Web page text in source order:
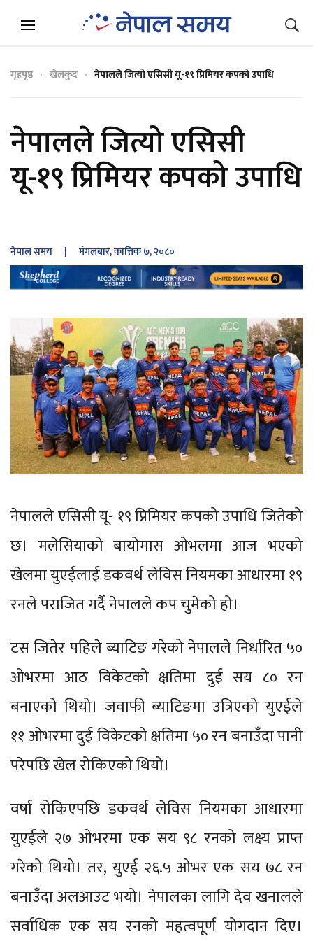
गृहपृष्ठ खेलकुद नेपालले जित्यो एसिसी यू-१९ प्रिमियर कपको उपाधि
नेपालले जित्यो एसिसी
यू-१९ प्रिमियर कपको उपाधि
नेपाल समय | मंगलबार, कात्तिक ७, २०८०
नेपालले एसिसी यू- १९ प्रिमियर कपको उपाधि जितेको
छ। मलेसियाको बायोमास ओभलमा आज भएको
खेलमा युएईलाई डकवर्थ लेविस नियमका आधारमा १९
रनले पराजित गर्दै नेपालले कप चुमेको हो।
टस जितेर पहिले ब्याटिङ गरेको नेपालले निर्धारित ५०
ओभरमा आठ विकेटको क्षतिमा दुई सय ८० रन
बनाएको थियो। जवाफी ब्याटिङमा उत्रिएको युएईले
११ ओभरमा दुई विकेटको क्षतिमा ५० रन बनाउँदा पानी
परेपछि खेल रोकिएको थियो।
वर्षा रोकिएपछि डकवर्थ लेविस नियमका आधारमा
युएईले २७ ओभरमा एक सय ९८ रनको लक्ष्य प्राप्त
गरेको थियो। तर, युएई २६.५ ओभर एक सय ७८ रन
बनाउँदा अलआउट भयो। नेपालका लागि देव खनालले
सर्वाधिक एक सय रनको महत्वपूर्ण योगदान दिए।